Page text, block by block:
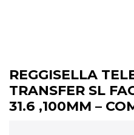
REGGISELLA
TRANSFER SL
31.6 ,100MM –